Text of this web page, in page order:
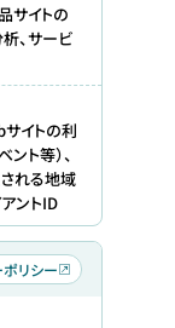
サイトの
、サービ
サイトの利
ト等）、
れる地域
ントID
リシー